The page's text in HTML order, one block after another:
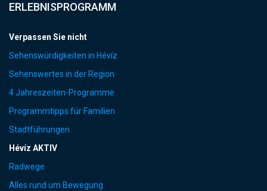
ERLEBNISPROGRAMM
Verpassen Sie nicht
Sehenswürdigkeiten in Hévíz
Sehenswertes in der Region
4 Jahreszeiten-Programme
Programmtipps für Familien
Stadtführungen
Hévíz AKTIV
Radwege
Alles rund um Bewegung